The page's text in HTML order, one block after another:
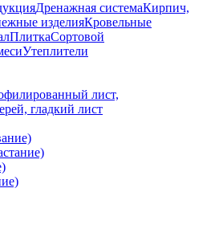
Дренажная системаКирпич,
изделияКровельные
ПлиткаСортовой
Утеплители
лист,
гладкий лист